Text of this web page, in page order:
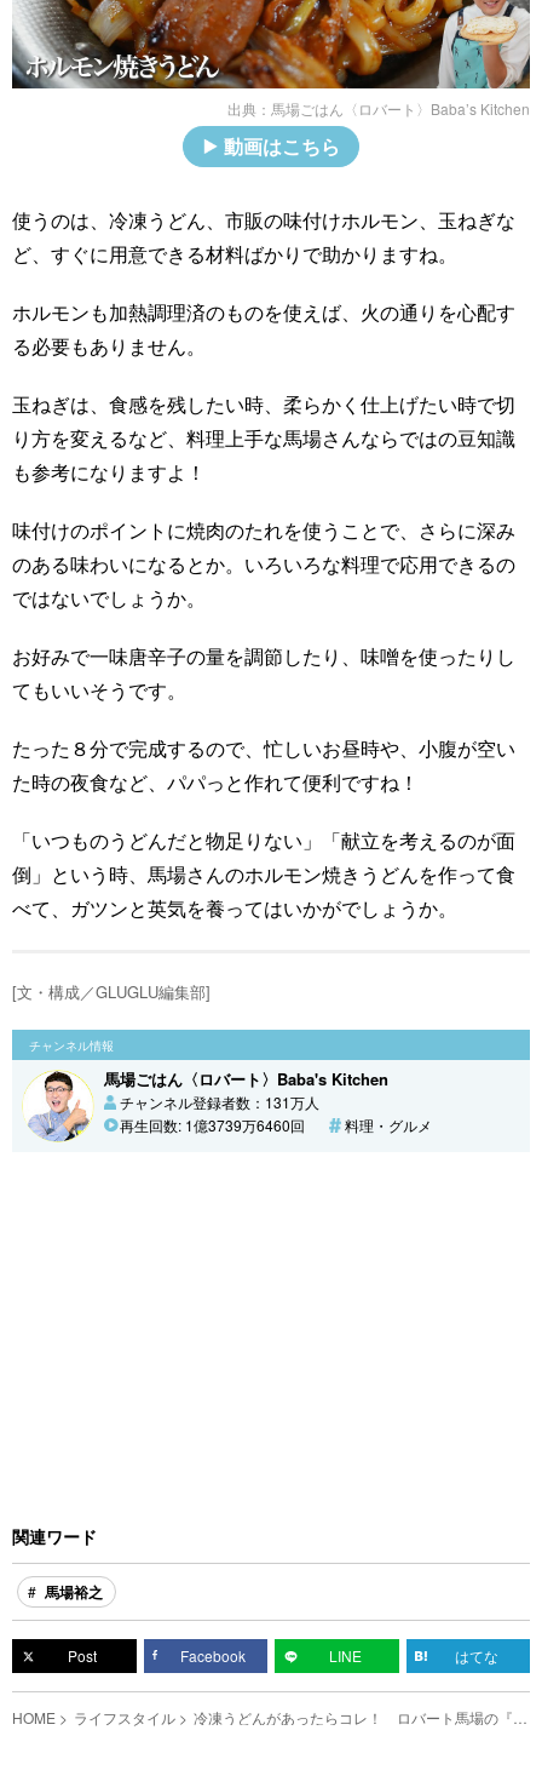
出典： 馬場ごはん〈ロバート〉Baba’s Kitchen
動画はこちら
使うのは、冷凍うどん、市販の味付けホルモン、玉ねぎな
ど、すぐに用意できる材料ばかりで助かりますね。
ホルモンも加熱調理済のものを使えば、火の通りを心配す
る必要もありません。
玉ねぎは、食感を残したい時、柔らかく仕上げたい時で切
り方を変えるなど、料理上手な馬場さんならではの豆知識
も参考になりますよ！
味付けのポイントに焼肉のたれを使うことで、さらに深み
のある味わいになるとか。いろいろな料理で応用できるの
ではないでしょうか。
お好みで一味唐辛子の量を調節したり、味噌を使ったりし
てもいいそうです。
たった８分で完成するので、忙しいお昼時や、小腹が空い
た時の夜食など、パパっと作れて便利ですね！
「いつものうどんだと物足りない」「献立を考えるのが面
倒」という時、馬場さんのホルモン焼きうどんを作って食
べて、ガツンと英気を養ってはいかがでしょうか。
[文・構成／GLUGLU編集部]
チャンネル情報
馬場ごはん〈ロバート〉Baba's Kitchen
チャンネル登録者数：131万人
再生回数: 1億3739万6460回
料理・グルメ
関連ワード
馬場裕之
Post Facebook LINE はてな
HOME ライフスタイル 冷凍うどんがあったらコレ！ ロバート馬場の『８
分で作れる絶品焼うどん』に沼る